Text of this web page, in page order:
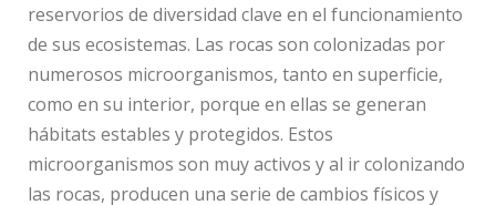
reservorios de diversidad clave en el funcionamiento
de sus ecosistemas. Las rocas son colonizadas por
numerosos microorganismos, tanto en superficie,
como en su interior, porque en ellas se generan
hábitats estables y protegidos. Estos
microorganismos son muy activos y al ir colonizando
las rocas, producen una serie de cambios físicos y